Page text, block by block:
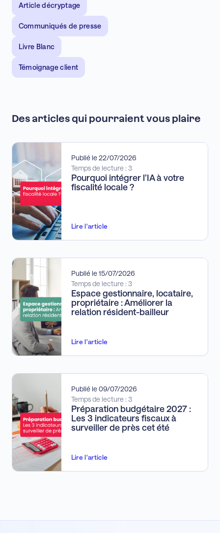
Article décryptage
Communiqués de presse
Livre Blanc
Témoignage client
Des articles qui pourraient vous plaire
Publié le 22/07/2026
Temps de lecture : 3
Pourquoi intégrer l’IA à votre
fiscalité locale ?
Lire l'article
Publié le 15/07/2026
Temps de lecture : 3
Espace gestionnaire, locataire,
propriétaire : Améliorer la
relation résident-bailleur
Lire l'article
Publié le 09/07/2026
Temps de lecture : 3
Préparation budgétaire 2027 :
Les 3 indicateurs fiscaux à
surveiller de près cet été
Lire l'article